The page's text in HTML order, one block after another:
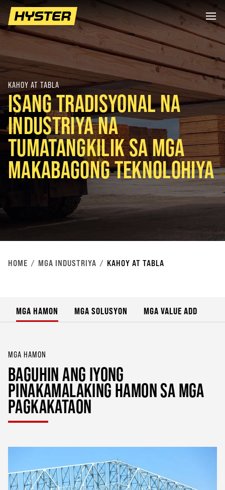
KAHOY AT TABLA
ISANG TRADISYONAL NA
INDUSTRIYA NA
TUMATANGKILIK SA MGA
MAKABAGONG TEKNOLOHIYA
HOME MGA INDUSTRIYA KAHOY AT TABLA
MGA HAMON MGA SOLUSYON MGA VALUE ADD
MGA HAMON
BAGUHIN ANG IYONG
PINAKAMALAKING HAMON SA MGA
PAGKAKATAON